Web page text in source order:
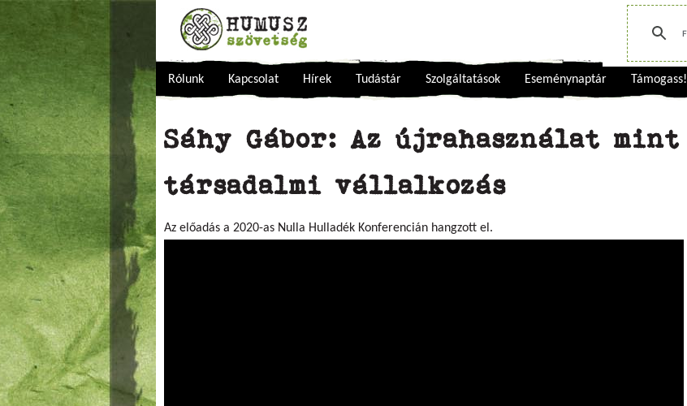
Rólunk Kapcsolat Hírek Tudástár Szolgáltatások Eseménynaptár Támogass!
Sáhy Gábor: Az újrahasználat mint
társadalmi vállalkozás
Az előadás a 2020-as Nulla Hulladék Konferencián hangzott el.